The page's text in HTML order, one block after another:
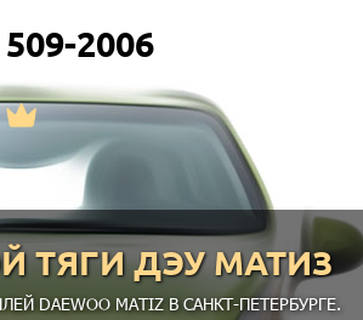
2006
ТЯГИ ДЭУ МАТИЗ
DAEWOO MATIZ В САНКТ-ПЕТЕРБУРГЕ.